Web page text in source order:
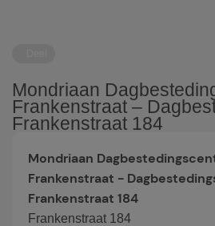
Mondriaan
Frankenstraat –
Frankenstraat 184
Mondriaan
Frankenstraat -
Frankenstraat 184
Frankenstraat 184